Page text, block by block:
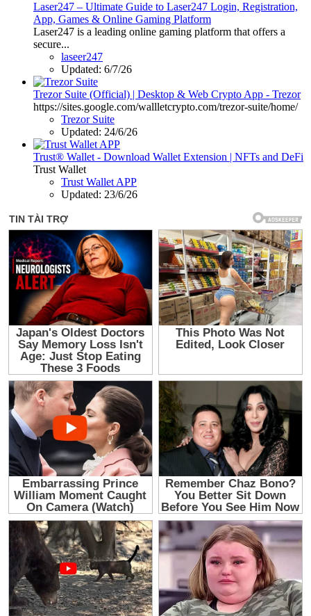
Laser247 – Ultimate Guide to Laser247 Login, Registration,
App, Games & Online Gaming Platform
Laser247 is a leading online gaming platform that offers a
secure...
laseer247
Updated: 6/7/26
Trezor Suite (Official) | Desktop & Web Crypto App - Trezor
https://sites.google.com/wallletcrypto.com/trezor-suite/home/
Trezor Suite
Updated: 24/6/26
Trust® Wallet - Download Wallet Extension | NFTs and DeFi
Trust Wallet
Trust Wallet APP
Updated: 23/6/26